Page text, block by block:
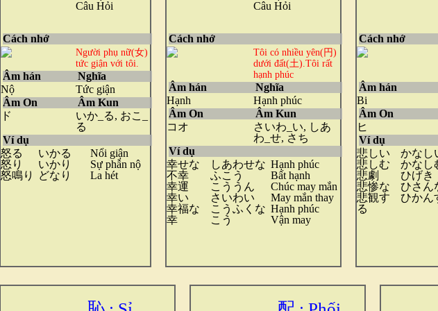
Câu Hỏi
Cách nhớ
Người phụ nữ(女)
tức giận với tôi.
Âm hán
Nộ
Nghĩa
Tức giận
Âm On
ド
Âm Kun
いか_る, おこ_
る
Ví dụ
怒る
いかる
Nổi giận
怒り
いかり
Sự phẫn nộ
怒鳴り
どなり La hét
Câu Hỏi
Cách nhớ
Tôi có nhiều yên(円)
dưới đất(土).Tôi rất
hạnh phúc
Âm hán
Hạnh
Nghĩa
Hạnh phúc
Âm On
コオ
Âm Kun
さいわ_い, しあ
わ_せ, さち
Ví dụ
幸せな
しあわせな Hạnh phúc
不幸
ふこう
Bất hạnh
幸運
こううん
Chúc may mắn
幸い
さいわい
May mắn thay
幸福な
こうふくな Hạnh phúc
幸
こう Vận may
Cách nhớ
Âm hán
Bi
Âm On
ヒ
Ví dụ
悲しい
かなし
悲しむ
かなし
悲劇
ひげき
悲惨な
ひさん
悲観す
る
ひかん